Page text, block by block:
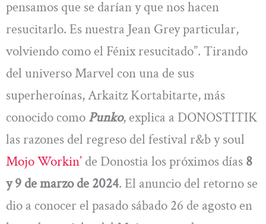
pensamos que se darían y que nos hacen
resucitarlo. Es nuestra Jean Grey particular,
volviendo como el Fénix resucitado”. Tirando
del universo Marvel con una de sus
superheroínas, Arkaitz Kortabitarte, más
conocido como Punko, explica a DONOSTITIK
las razones del regreso del festival r&b y soul
Mojo Workin’ de Donostia los próximos días 8
y 9 de marzo de 2024. El anuncio del retorno se
dio a conocer el pasado sábado 26 de agosto en